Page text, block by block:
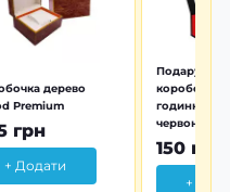
дерево
Premium
грн
+ Додати
коробочка
годинника
червона
150 грн
+